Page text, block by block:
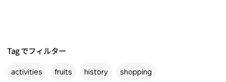
Tag でフィルター
activities fruits history shopping